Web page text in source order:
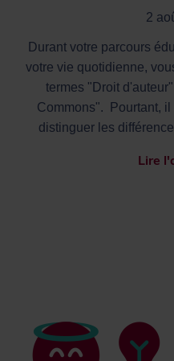
2
Durant votre parcours
votre vie quotidienne,
termes "Droit
Commons". Pourtant, il
distinguer les
Lire